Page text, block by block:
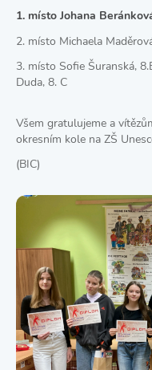
1. místo Johana
2. místo Michaela
3. místo Sofie Šuranská,
Duda, 8. C
Všem gratulujeme a
okresním kole na ZŠ
(BIC)